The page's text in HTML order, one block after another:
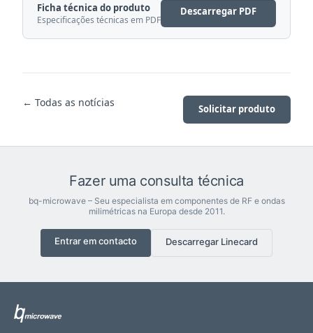
Ficha técnica do produto
Especificações técnicas em PDF
Descarregar PDF
← Todas as notícias Solicitar produto
Fazer uma consulta técnica
bq-microwave – Seu especialista em componentes de RF e ondas
milimétricas na Europa desde 2011.
Entrar em contacto Descarregar Linecard